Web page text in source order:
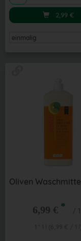
2,99 €
6,99 € * / 1 l